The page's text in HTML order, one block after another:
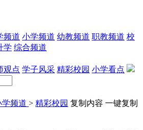
频道 小学频道 幼教频道 职教频道 校
学 综合频道
观点 学子风采 精彩校园 小学看点
学频道 > 精彩校园 复制内容 一键复制